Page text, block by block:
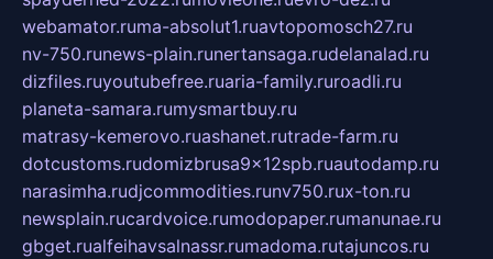
webamator.ruma-absolut1.ruavtopomosch27.ru
nv-750.runews-plain.runertansaga.rudelanalad.ru
dizfiles.ruyoutubefree.ruaria-family.ruroadli.ru
planeta-samara.rumysmartbuy.ru
matrasy-kemerovo.ruashanet.rutrade-farm.ru
dotcustoms.rudomizbrusa9x12spb.ruautodamp.ru
narasimha.rudjcommodities.runv750.rux-ton.ru
newsplain.rucardvoice.rumodopaper.rumanunae.ru
gbget.rualfeihavsalnassr.rumadoma.rutajuncos.ru